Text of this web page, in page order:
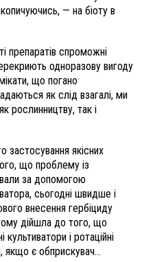
— на біоту в
препаратів спроможні
одноразову вигоду
що погано
як слід взагалі, ми
так і
застосування якісних
що проблему із
за допомогою
сьогодні швидше і
внесення гербіциду
дійшла до того, що
і ротаційні
якщо є обприскувач…